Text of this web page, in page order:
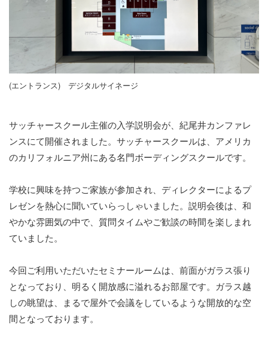
(エントランス) デジタルサイネージ
サッチャースクール主催の入学説明会が、紀尾井カンファレ
ンスにて開催されました。サッチャースクールは、アメリカ
のカリフォルニア州にある名門ボーディングスクールです。
学校に興味を持つご家族が参加され、ディレクターによるプ
レゼンを熱心に聞いていらっしゃいました。説明会後は、和
やかな雰囲気の中で、質問タイムやご歓談の時間を楽しまれ
ていました。
今回ご利用いただいたセミナールームは、前面がガラス張り
となっており、明るく開放感に溢れるお部屋です。ガラス越
しの眺望は、まるで屋外で会議をしているような開放的な空
間となっております。